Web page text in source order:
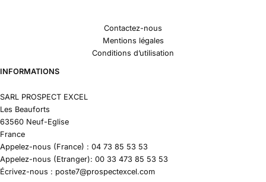
Contactez-nous
Mentions légales
Conditions d’utilisation
INFORMATIONS
SARL PROSPECT EXCEL
Les Beauforts
63560 Neuf-Eglise
France
Appelez-nous (France) : 04 73 85 53 53
Appelez-nous (Etranger): 00 33 473 85 53 53
Écrivez-nous : poste7@prospectexcel.com